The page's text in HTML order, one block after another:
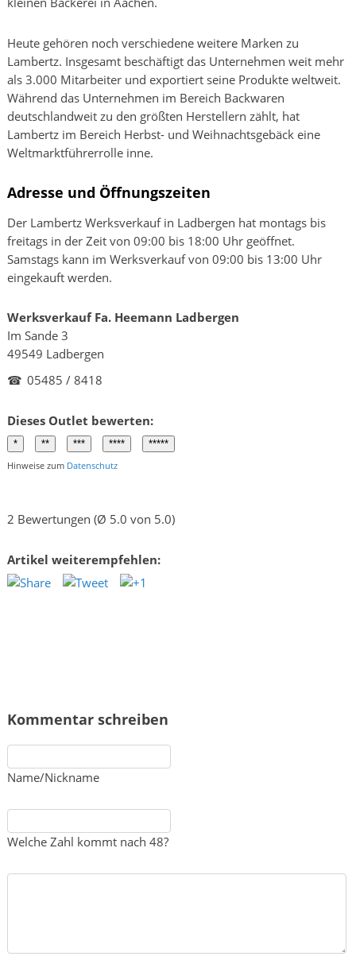
Heute gehören noch verschiedene weitere Marken zu
Lambertz. Insgesamt beschäftigt das Unternehmen weit mehr
als 3.000 Mitarbeiter und exportiert seine Produkte weltweit.
Während das Unternehmen im Bereich Backwaren
deutschlandweit zu den größten Herstellern zählt, hat
Lambertz im Bereich Herbst- und Weihnachtsgebäck eine
Weltmarktführerrolle inne.
Adresse und Öffnungszeiten
Der Lambertz Werksverkauf in Ladbergen hat montags bis
freitags in der Zeit von 09:00 bis 18:00 Uhr geöffnet.
Samstags kann im Werksverkauf von 09:00 bis 13:00 Uhr
eingekauft werden.
Werksverkauf Fa. Heemann Ladbergen
Im Sande 3
49549 Ladbergen
☎ 05485 / 8418
Dieses Outlet bewerten:
Hinweise zum Datenschutz
2 Bewertungen (Ø 5.0 von 5.0)
Artikel weiterempfehlen:
Kommentar schreiben
Name/Nickname
Welche Zahl kommt nach 48?